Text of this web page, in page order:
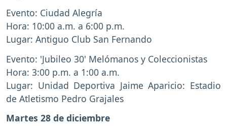
Evento: Ciudad Alegría
Hora: 10:00 a.m. a 6:00 p.m.
Lugar: Antiguo Club San Fernando
Evento: 'Jubileo 30' Melómanos y Coleccionistas
Hora: 3:00 p.m. a 1:00 a.m.
Lugar: Unidad Deportiva Jaime Aparicio: Estadio
de Atletismo Pedro Grajales
Martes 28 de diciembre